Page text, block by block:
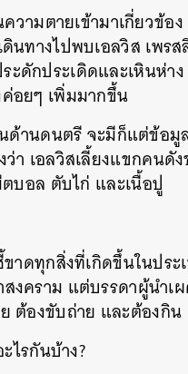
ามตายเข้ามาเกี่ยวข้อ
นทางไปพบเอลวิส เพ
ดักประเดิดและเหินห่า
อยๆ เพิ่มมากขึ้น
านดนตรี จะมีก็แต่ข้อมู
า เอลวิสเลี้ยงแขกคนดั
บอล ตับไก่ และเนื้อปู
าดทุกสิ่งที่เกิดขึ้นในปร
งคราม แต่บรรดาผู้นำ
ต้องขับถ่าย และต้องกิน
ไรกันบ้าง?